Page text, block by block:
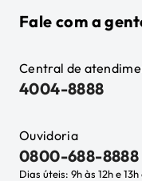
Fale com a
Central de
4004-8888
Ouvidoria
0800-688-8888
Dias úteis: 9h às 12h e 13h